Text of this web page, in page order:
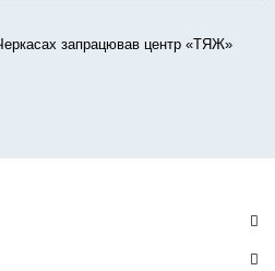
запрацював центр «ТЯЖ»